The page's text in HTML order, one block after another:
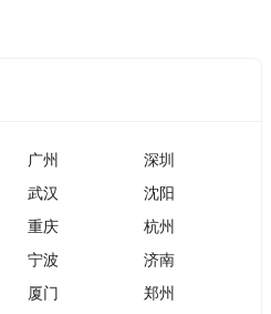
广州
深圳
武汉
沈阳
重庆
杭州
宁波
济南
厦门
郑州